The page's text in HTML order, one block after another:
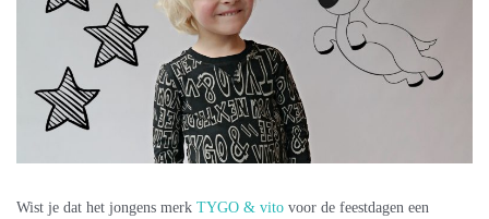
Wist je dat het jongens merk TYGO & vito voor de feestdagen een